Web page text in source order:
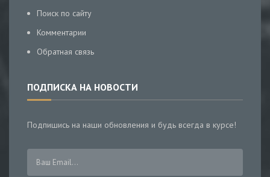
Поиск по сайту
Комментарии
Обратная связь
ПОДПИСКА НА НОВОСТИ
Подпишись на наши обновления и будь всегда в курсе!